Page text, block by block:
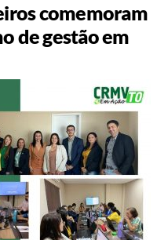
comemoram
de gestão em